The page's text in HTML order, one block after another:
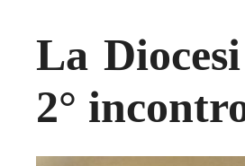
La
2°